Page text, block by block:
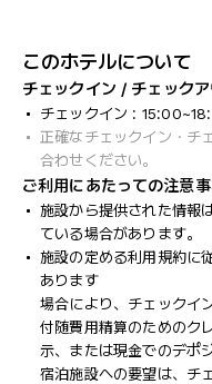
このホテルについて
チェックイン / チェック
チェックイン :
正確なチェックイン・チ
合わせください。
ご利用にあたっての注意
施設から提供された情報
ている場合があります。
施設の定める利用規約に
あります
場合により、チェックイ
付随費用精算のためのク
示、または現金でのデポ
宿泊施設への要望は、チ